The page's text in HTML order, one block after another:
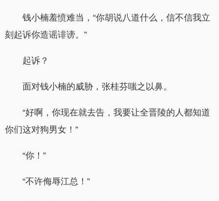
钱小楠羞愤难当，“你胡说八道什么，信不信我立
刻起诉你造谣诽谤。”
起诉？
面对钱小楠的威胁，张桂芬嗤之以鼻。
“好啊，你现在就去告，我要让全晋陵的人都知道
你们这对狗男女！”
“你！”
“不许侮辱江总！”